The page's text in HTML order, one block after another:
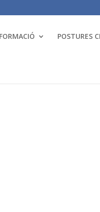
FORMACIÓ POSTURES